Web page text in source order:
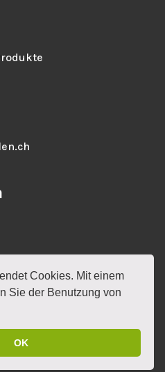
Cookies. Mit einem
Sie der Benutzung von
OK
SHOP
ROTAX
GMBH